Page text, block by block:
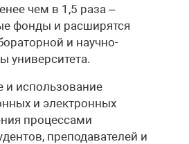
чем в 1,5 раза –
фонды и расширятся
и научно-
университета.
и использование
и электронных
процессами
преподавателей и